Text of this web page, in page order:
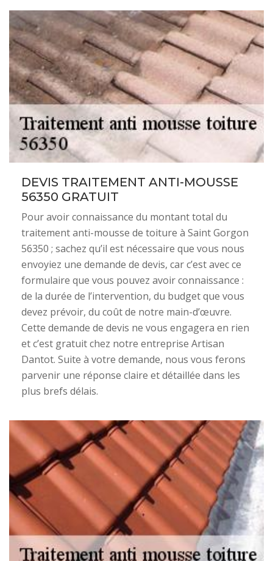
DEVIS TRAITEMENT ANTI-MOUSSE
56350 GRATUIT
Pour avoir connaissance du montant total du
traitement anti-mousse de toiture à Saint Gorgon
56350 ; sachez qu’il est nécessaire que vous nous
envoyiez une demande de devis, car c’est avec ce
formulaire que vous pouvez avoir connaissance :
de la durée de l’intervention, du budget que vous
devez prévoir, du coût de notre main-d’œuvre.
Cette demande de devis ne vous engagera en rien
et c’est gratuit chez notre entreprise Artisan
Dantot. Suite à votre demande, nous vous ferons
parvenir une réponse claire et détaillée dans les
plus brefs délais.